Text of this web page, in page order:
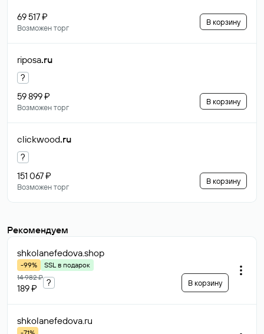
69 517 ₽
Возможен торг
В корзину
riposa.ru
?
59 899 ₽
Возможен торг
В корзину
clickwood.ru
?
151 067 ₽
Возможен торг
В корзину
Рекомендуем
shkolanefedova.shop
-99%
SSL в подарок
14 982 ₽
189 ₽
? В корзину
shkolanefedova.ru